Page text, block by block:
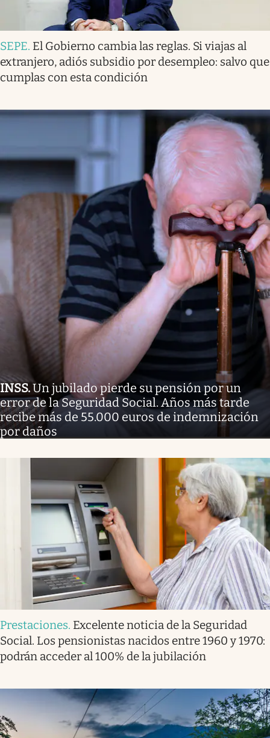
SEPE. El Gobierno cambia las reglas. Si viajas al
extranjero, adiós subsidio por desempleo: salvo que
cumplas con esta condición
INSS.Un jubilado pierde su pensión por un
error de la Seguridad Social. Años más tarde
recibe más de 55.000 euros de indemnización
por daños
Prestaciones. Excelente noticia de la Seguridad
Social. Los pensionistas nacidos entre 1960 y 1970:
podrán acceder al 100% de la jubilación